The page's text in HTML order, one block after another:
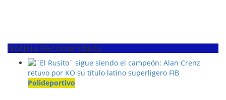
Noticia Recomendada
Polideportivo